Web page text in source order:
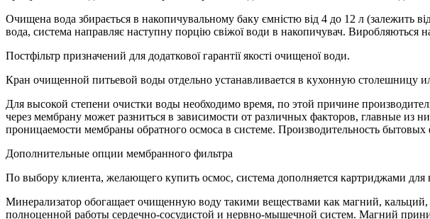
Очищена вода збирається в накопичувальному баку ємністю від 4 до 12 л (залежить
вода, система направляє наступну порцію свіжої води в накопичувач. Виробляються
Постфільтр призначений для додаткової гарантії якості очищеної води.
Кран очищенной питьевой воды отдельно устанавливается в кухонную
Для высокой степени очистки воды необходимо время, по этой причине
через мембрану может разниться в зависимости от различных факторов, главные из
проницаемости мембраны обратного осмоса в системе. Производительность
Дополнительные опции мембранного фильтра
По выбору клиента, желающего купить осмос, система дополняется картриджами
Минерализатор обогащает очищенную воду такими веществами как магний,
полноценной работы сердечно-сосудистой и нервно-мышечной систем. Магний